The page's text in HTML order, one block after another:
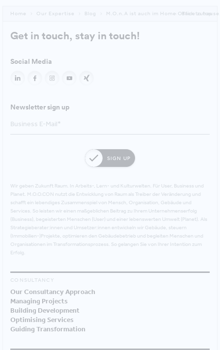
Home Our Expertise Blog M.O.n.A ist auch im Home OfficeBack to top
Get in touch, stay in touch!
Social Media
Newsletter sign up
SIGN UP
Wir geben Zukunft Raum. In Arbeits-, Lern- und Kulturwelten. Für User, Business und
Planet. M.O.O.CON nutzt die Entwicklung von Raum als Treiber der Veränderung und
schafft ein lebendiges Zusammenspiel von Mensch, Organisation, Gebäude und
Services. So leisten wir einen maßgeblichen Beitrag zu Ihrem Unternehmenserfolg
(Business), begeisterten Menschen (User) und einer lebenswerten Umwelt (Planet). Als
Strategieberater:innen und Umsetzer:innen entwickeln wir Gebäude, steuern
(Immobilien-)Projekte, optimieren den Gebäudebetrieb und begleiten Menschen und
Organisationen im Transformationsprozess. So gelangen Sie von Ihrer Intention zum
Erfolg.
CONSULTANCY
Our Consultancy Approach
Managing Projects
Building Development
Optimising Services
Guiding Transformation